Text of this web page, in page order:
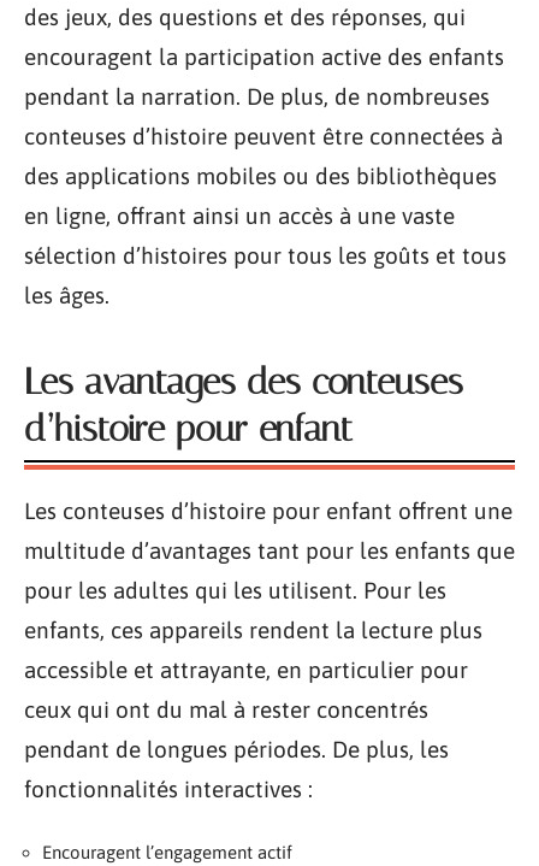
des jeux, des questions et des réponses, qui
encouragent la participation active des enfants
pendant la narration. De plus, de nombreuses
conteuses d’histoire peuvent être connectées à
des applications mobiles ou des bibliothèques
en ligne, offrant ainsi un accès à une vaste
sélection d’histoires pour tous les goûts et tous
les âges.
Les avantages des conteuses
d’histoire pour enfant
Les conteuses d’histoire pour enfant offrent une
multitude d’avantages tant pour les enfants que
pour les adultes qui les utilisent. Pour les
enfants, ces appareils rendent la lecture plus
accessible et attrayante, en particulier pour
ceux qui ont du mal à rester concentrés
pendant de longues périodes. De plus, les
fonctionnalités interactives :
Encouragent l’engagement actif